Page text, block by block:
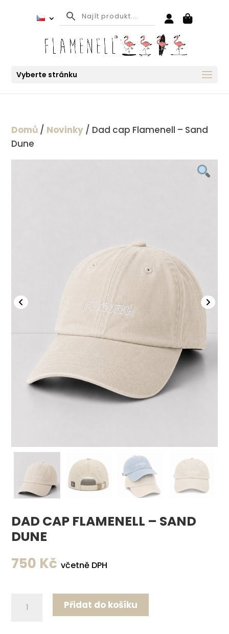
Vyberte stránku
Domů / Novinky / Dad cap Flamenell – Sand
Dune
DAD CAP FLAMENELL – SAND
DUNE
750 Kč včetně DPH
cap
Přidat do košíku